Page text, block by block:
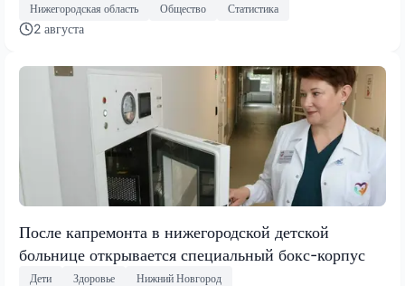
Нижегородская область Общество Статистика
2 августа
После капремонта в нижегородской детской
больнице открывается специальный бокс-корпус
Дети Здоровье Нижний Новгород